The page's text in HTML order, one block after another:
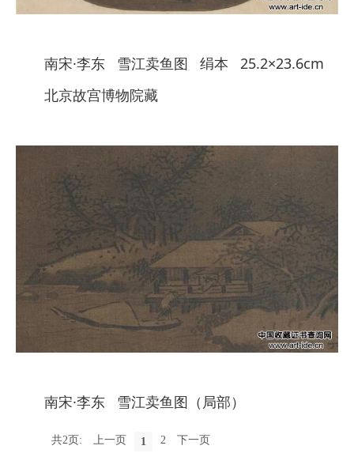
南宋·李东 雪江卖鱼图 绢本 25.2×23.6cm
北京故宫博物院藏
南宋·李东 雪江卖鱼图（局部）
共2页: 上一页 1 2 下一页